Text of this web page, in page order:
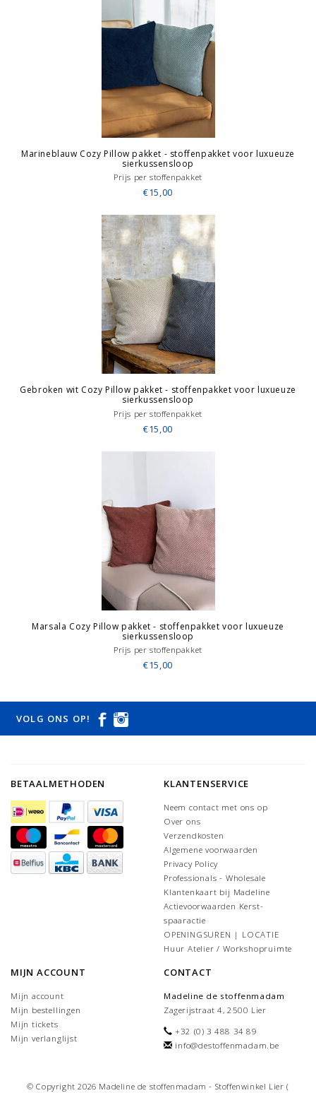
Marineblauw Cozy Pillow pakket - stoffenpakket voor luxueuze
sierkussensloop
Prijs per stoffenpakket
€15,00
Gebroken wit Cozy Pillow pakket - stoffenpakket voor luxueuze
sierkussensloop
Prijs per stoffenpakket
€15,00
Marsala Cozy Pillow pakket - stoffenpakket voor luxueuze
sierkussensloop
Prijs per stoffenpakket
€15,00
VOLG ONS OP!
BETAALMETHODEN KLANTENSERVICE
Neem contact met ons op
Over ons
Verzendkosten
Algemene voorwaarden
Privacy Policy
Professionals - Wholesale
Klantenkaart bij Madeline
Actievoorwaarden Kerst-
spaaractie
OPENINGSUREN | LOCATIE
Huur Atelier / Workshopruimte
MIJN ACCOUNT
Mijn account
Mijn bestellingen
Mijn tickets
Mijn verlanglijst
CONTACT
Madeline de stoffenmadam
Zagerijstraat 4, 2500 Lier
+32 (0) 3 488 34 89
info@destoffenmadam.be
© Copyright 2026 Madeline de stoffenmadam - Stoffenwinkel Lier (